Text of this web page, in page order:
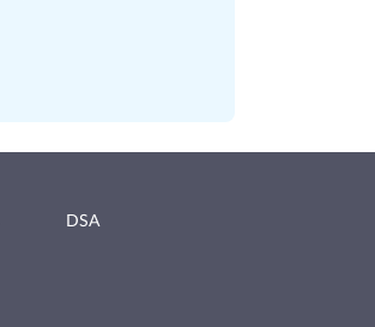
DSA